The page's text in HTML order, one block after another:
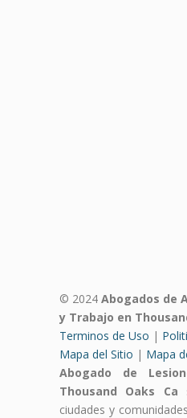
© 2024 Abogados de
y Trabajo en
Terminos de Uso |
Mapa del Sitio | Mapa
Abogado de
Thousand Oaks Ca
ciudades y